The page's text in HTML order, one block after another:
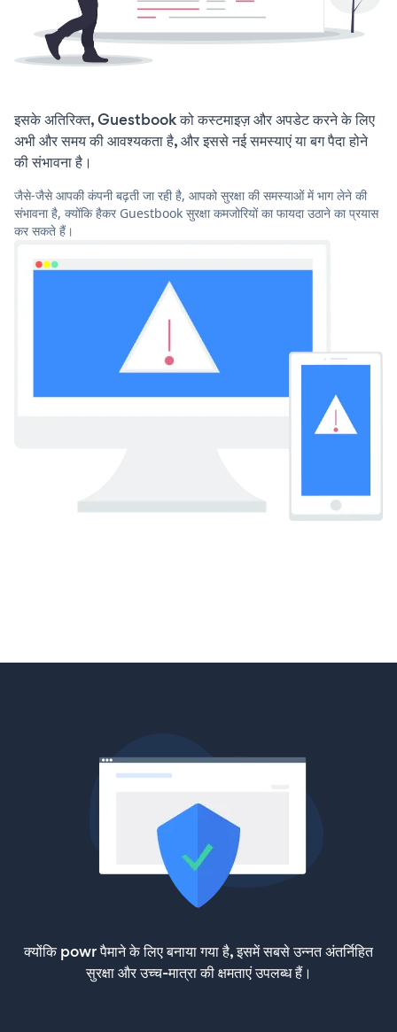
इसके अतिरिक्त, Guestbook को कस्टमाइज़ और अपडेट करने के लिए
अभी और समय की आवश्यकता है, और इससे नई समस्याएं या बग पैदा होने
की संभावना है।
जैसे-जैसे आपकी कंपनी बढ़ती जा रही है, आपको सुरक्षा की समस्याओं में भाग लेने की
संभावना है, क्योंकि हैकर Guestbook सुरक्षा कमजोरियों का फायदा उठाने का प्रयास
कर सकते हैं।
क्योंकि powr पैमाने के लिए बनाया गया है, इसमें सबसे उन्नत अंतर्निहित
सुरक्षा और उच्च-मात्रा की क्षमताएं उपलब्ध हैं।